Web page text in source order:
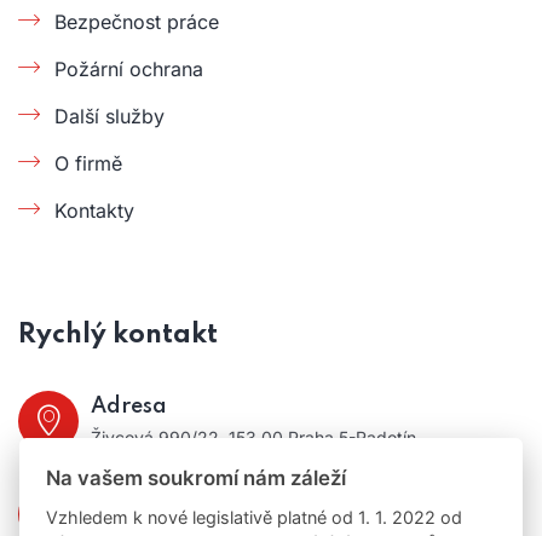
Bezpečnost práce
Požární ochrana
Další služby
O firmě
Kontakty
Rychlý kontakt
Adresa
Živcová 990/22, 153 00 Praha 5-Radotín
Na vašem soukromí nám záleží
Vzhledem k nové legislativě platné od 1. 1. 2022 od